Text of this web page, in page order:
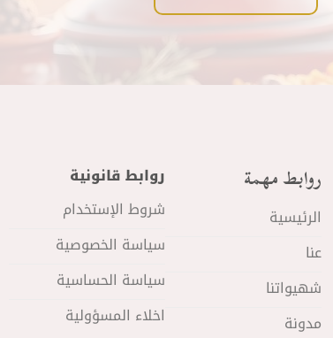
روابط مهمة
الرئيسية
عنا
شهيواتنا
مدونة
روابط قانونية
شروط الإستخدام
سياسة الخصوصية
سياسة الحساسية
اخلاء المسؤولية